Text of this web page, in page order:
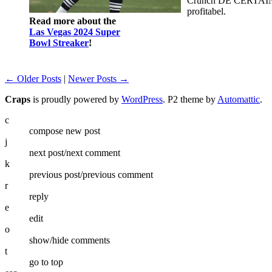
Read more about the
Las Vegas 2024 Super
Bowl Streaker!
profitabel.
← Older Posts | Newer Posts →
Craps is proudly powered by WordPress. P2 theme by Automattic.
c
compose new post
j
next post/next comment
k
previous post/previous comment
r
reply
e
edit
o
show/hide comments
t
go to top